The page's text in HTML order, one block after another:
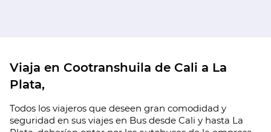
Viaja en Cootranshuila de Cali a La
Plata,
Todos los viajeros que deseen gran comodidad y
seguridad en sus viajes en Bus desde Cali y hasta La